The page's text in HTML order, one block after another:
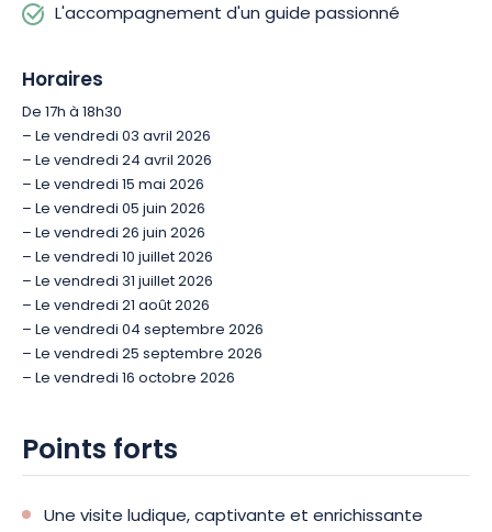
L'accompagnement d'un guide passionné
Horaires
De 17h à 18h30
– Le vendredi 03 avril 2026
– Le vendredi 24 avril 2026
– Le vendredi 15 mai 2026
– Le vendredi 05 juin 2026
– Le vendredi 26 juin 2026
– Le vendredi 10 juillet 2026
– Le vendredi 31 juillet 2026
– Le vendredi 21 août 2026
– Le vendredi 04 septembre 2026
– Le vendredi 25 septembre 2026
– Le vendredi 16 octobre 2026
Points forts
Une visite ludique, captivante et enrichissante